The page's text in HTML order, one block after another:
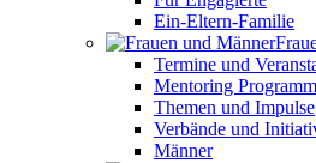
Ein-Eltern-Familie
Termine und
Mentoring Programm
Themen und Impulse
Verbände und
Männer